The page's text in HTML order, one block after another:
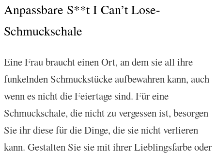
Anpassbare S**t I Can’t Lose-
Schmuckschale
Eine Frau braucht einen Ort, an dem sie all ihre
funkelnden Schmuckstücke aufbewahren kann, auch
wenn es nicht die Feiertage sind. Für eine
Schmuckschale, die nicht zu vergessen ist, besorgen
Sie ihr diese für die Dinge, die sie nicht verlieren
kann. Gestalten Sie sie mit ihrer Lieblingsfarbe oder